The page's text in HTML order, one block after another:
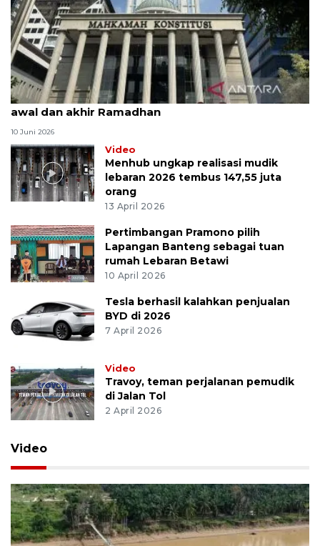
MK uji materi UU Peradilan Agama perihal isbat
awal dan akhir Ramadhan
10 Juni 2026
Video
Menhub ungkap realisasi mudik
lebaran 2026 tembus 147,55 juta
orang
13 April 2026
Pertimbangan Pramono pilih
Lapangan Banteng sebagai tuan
rumah Lebaran Betawi
10 April 2026
Tesla berhasil kalahkan penjualan
BYD di 2026
7 April 2026
Video
Travoy, teman perjalanan pemudik
di Jalan Tol
2 April 2026
Video